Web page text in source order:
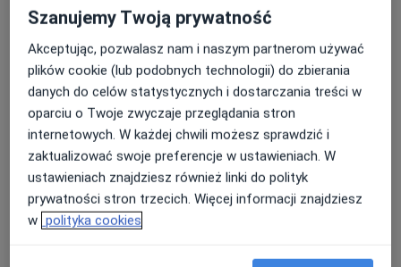
lek. Anna Franecka
Ginekolog·Więcej
104 opinie
Adres 1 Adres 2
Wolność 10C, Radom• Mapa
Przychodnia Lekarska dla Dzieci i Dorosłych Zdrowy Miś
Szanujemy Twoją prywatność
Akceptując, pozwalasz nam i naszym partnerom używać
plików cookie (lub podobnych technologii) do zbierania
danych do celów statystycznych i dostarczania treści w
oparciu o Twoje zwyczaje przeglądania stron
internetowych. W każdej chwili możesz sprawdzić i
zaktualizować swoje preferencje w ustawieniach. W
ustawieniach znajdziesz również linki do polityk
prywatności stron trzecich. Więcej informacji znajdziesz
w polityka cookies